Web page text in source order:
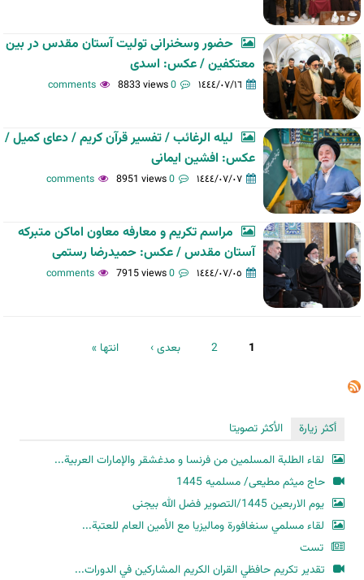
حضور وسخنرانی تولیت آستان مقدس در بین
معتکفین / عکس: اسدی
١٤٤٤/٠٧/١٦ 0 comments
8833 views
لیله الرغائب / تفسیر قرآن کریم / دعای کمیل /
عکس: افشین ایمانی
١٤٤٤/٠٧/٠٧ 0 comments
8951 views
مراسم تکریم و معارفه معاون اماکن متبرکه
آستان مقدس / عکس: حمیدرضا رستمی
١٤٤٤/٠٧/٠٥ 0 comments
7915 views
1
2 بعدی › انتها »
أكثر زيارة
الأكثر تصويتا
لقاء الطلبة المسلمين من فرنسا و مدغشقر والإمارات العربية...
حاج میثم مطیعی/ مسلمیه 1445
یوم الاربعین 1445/التصویر فضل الله بیجنی
لقاء مسلمي سنغافورة وماليزيا مع الأمين العام للعتبة...
تست
تقدير تكريم حافظي القران الكريم المشاركين في الدورات...